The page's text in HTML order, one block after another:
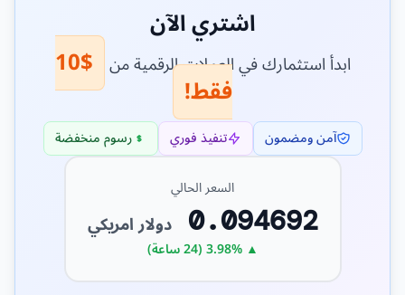
اشتري الآن
ابدأ استثمارك في العملات الرقمية من $10
فقط!
آمن ومضمون تنفيذ فوري
رسوم منخفضة
السعر الحالي
0.094692 دولار امريكي
▲ 3.98% (24 ساعة)